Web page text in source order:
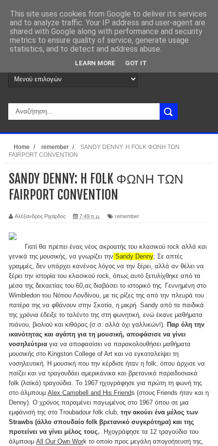
Home / remember /
SANDY DENNY: H FOLK ΦΩΝΗ ΤΩΝ
FAIRPORT CONVENTION
SANDY DENNY: H FOLK ΦΩΝΗ ΤΩΝ
FAIRPORT CONVENTION
Αλέξανδρος Ριχάρδος 7:49 π.μ. remember
Γιατί θα πρέπει ένας νέος ακροατής του κλασικού rock αλλά και
γενικά της μουσικής, να γνωρίζει την Sandy Denny; Σε απτές
γραμμές, δεν υπάρχει κανένας λόγος να την ξέρει, αλλά αν θέλει να
ξέρει την ιστορία του κλασικού rock, όπως αυτό ξετυλίχθηκε από τα
μέσα της δεκαετίας του 60,ας διαβάσει το ιστορικό της. Γεννημένη στο
Wimbledon του Νότιου Λονδίνου, με τις ρίζες της από την πλευρά του
πατέρα της να φθάνουν στην Σκοτία, η μικρή Sandy από τα παιδικά
της χρόνια έδειξε το ταλέντο της στη φωνητική, ενώ έκανε μαθήματα
πιάνου, βιολιού και κιθάρας (σ.σ. αλλά όχι γαλλικών!). Παρ όλη την
ικανότητας και αγάπη για τη μουσική, αποφάσισε να γίνει
νοσηλεύτρια για να αποφασίσει να παρακολουθήσει μαθήματα
μουσικής στο Kingston College of Art και να εγκαταλείψει τη
νοσηλευτική. Η μουσική που την κέρδισε ήταν η folk, όπου άρχισε να
παίζει και να τραγουδάει αμερικάνικα και βρετανικά παραδοσιακά
folk (λαϊκά) τραγούδια. To 1967 ηχογράφησε για πρώτη τη φωνή της
στο άλμπουμ Alex Campbell and His Friends (στους Friends ήταν και η
Denny). Ο χρόνος παραμένει παγωμένος στο 1967 όπου σε μια
εμφάνισή της στο Troubadour folk club, την ακούει ένα μέλος των
Strawbs (άλλο σπουδαίο folk βρετανικό συγκρότημα) και της
προτείνει να γίνει μέλος τους.
Ηχογράφησε τα 12 τραγούδια του
άλμπουμ All Our Own Work το οποίο προς μεγάλη απογοήτευσή της,
This site uses cookies from Google to deliver its services
and to analyze traffic. Your IP address and user-agent are
shared with Google along with performance and security
metrics to ensure quality of service, generate usage
statistics, and to detect and address abuse.
LEARN MORE GOT IT